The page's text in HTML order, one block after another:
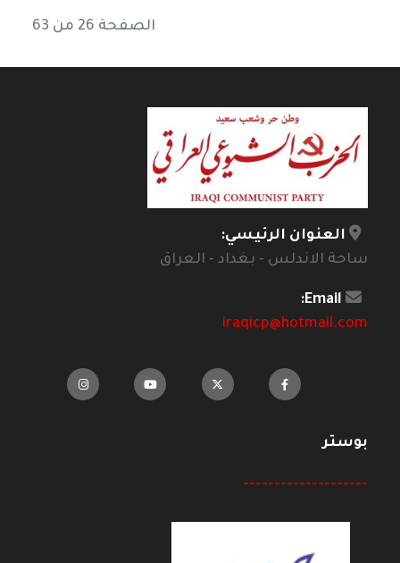
الصفحة 26 من 63
العنوان الرئيسي:
ساحة الاندلس - بغداد - العراق
Email:
iraqicp@hotmail.com
بوستر
--------------------